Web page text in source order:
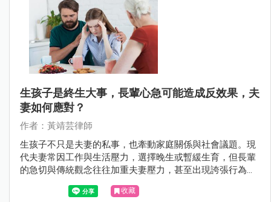
生孩子是終生大事，長輩心急可能造成反效果，夫
妻如何應對？
作者：黃靖芸律師
生孩子不只是夫妻的私事，也牽動家庭關係與社會議題。現
代夫妻常因工作與生活壓力，選擇晚生或暫緩生育，但長輩
的急切與傳統觀念往往加重夫妻壓力，甚至出現誇張行為。
本文將探討夫妻在面對生育壓力時的困境，以及長輩該如何
理性支持，避免因心急而破壞家庭和諧。
收藏